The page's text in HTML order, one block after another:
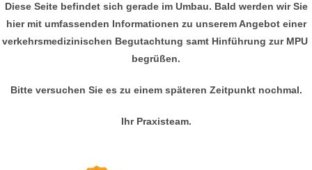
Diese Seite befindet sich gerade im Umbau. Bald werden wir Sie
hier mit umfassenden Informationen zu unserem Angebot einer
verkehrsmedizinischen Begutachtung samt Hinführung zur MPU
begrüßen.
Bitte versuchen Sie es zu einem späteren Zeitpunkt nochmal.
Ihr Praxisteam.